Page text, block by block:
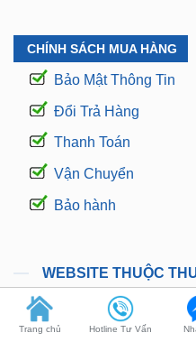
CHÍNH SÁCH MUA HÀNG
Bảo Mật Thông Tin
Đổi Trả Hàng
Thanh Toán
Vận Chuyển
Bảo hành
WEBSITE THUỘC
Trang chủ Hotline Tư Vấn